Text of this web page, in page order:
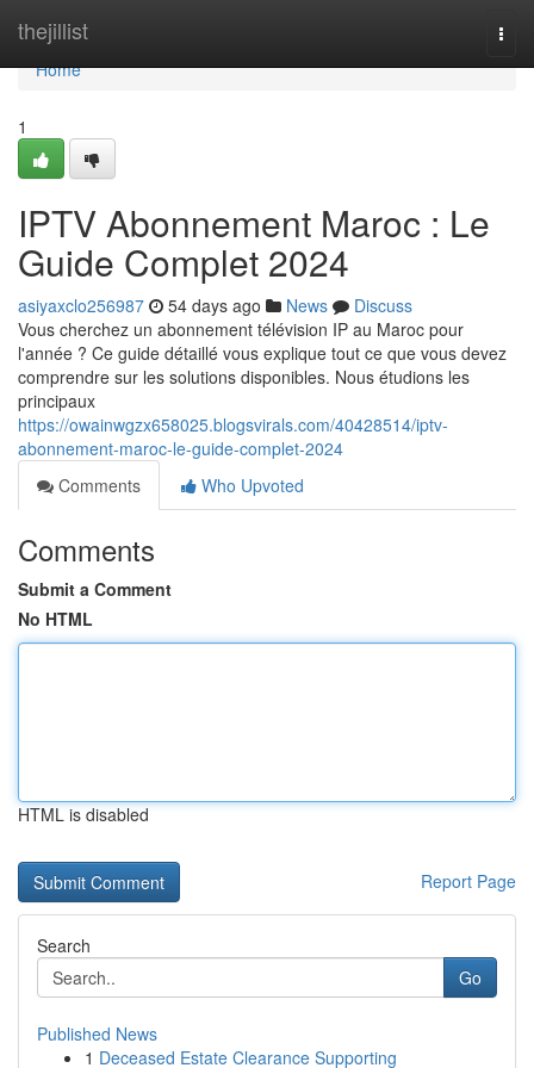
thejillist
Home
Home
1
IPTV Abonnement Maroc : Le
Guide Complet 2024
asiyaxclo256987 54 days ago News
Discuss
Vous cherchez un abonnement télévision IP au Maroc pour
l'année ? Ce guide détaillé vous explique tout ce que vous devez
comprendre sur les solutions disponibles. Nous étudions les
principaux
https://owainwgzx658025.blogsvirals.com/40428514/iptv-
abonnement-maroc-le-guide-complet-2024
Comments
Who Upvoted
Comments
Submit a Comment
No HTML
HTML is disabled
Report Page
Search
Go
Published News
1 Deceased Estate Clearance Supporting